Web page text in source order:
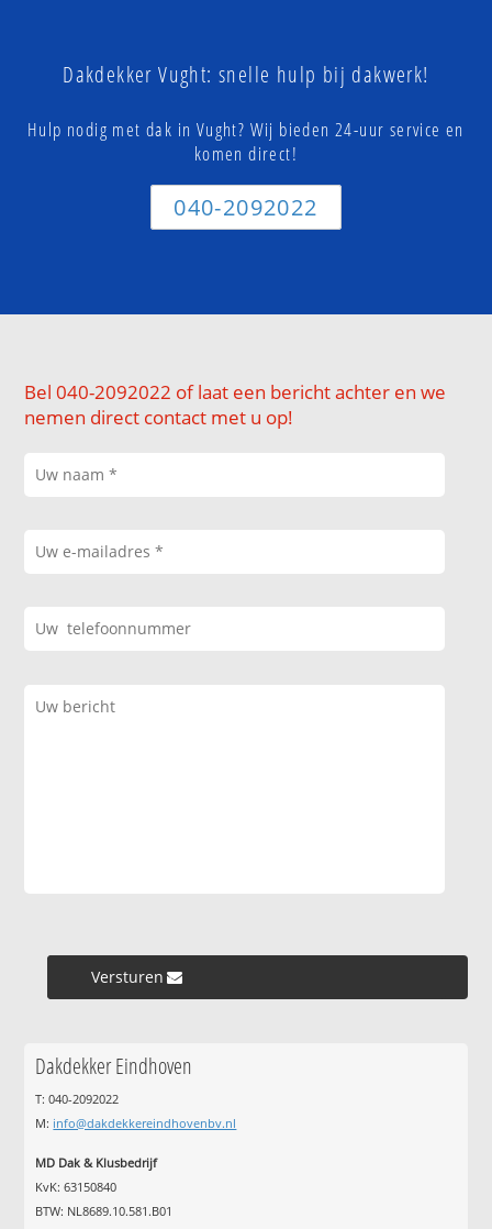
Dakdekker Vught: snelle hulp bij dakwerk!
Hulp nodig met dak in Vught? Wij bieden 24-uur service en
komen direct!
040-2092022
Bel 040-2092022 of laat een bericht achter en we
nemen direct contact met u op!
Versturen »
Dakdekker Eindhoven
T: 040-2092022
M: info@dakdekkereindhovenbv.nl
MD Dak & Klusbedrijf
KvK: 63150840
BTW: NL8689.10.581.B01